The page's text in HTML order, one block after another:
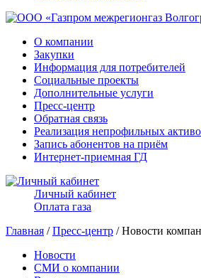
О компании
Закупки
Информация для потребителей
Социальные проекты
Дополнительные услуги
Пресс-центр
Обратная связь
Реализация непрофильных
Запись абонентов на приём
Интернет-приемная ГД
Личный кабинет
Оплата газа
Главная /Пресс-центр / Новости
Новости
СМИ о компании